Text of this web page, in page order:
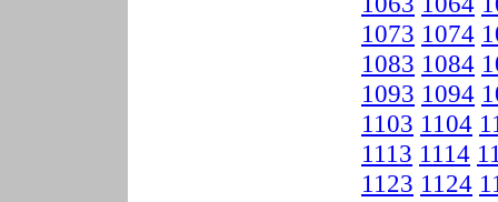
1073 1074
1083 1084
1093 1094
1103 1104
1113 1114
1123 1124